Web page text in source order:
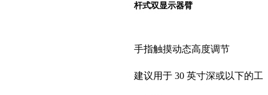
杆式双显示器臂
手指触摸动态高度调节
建议用于 30 英寸深或以下的工